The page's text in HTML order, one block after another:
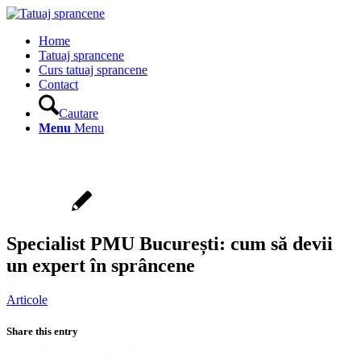
Home
Tatuaj sprancene
Curs tatuaj sprancene
Contact
Cautare
Menu Menu
Specialist PMU București: cum să devii
un expert în sprâncene
Articole
Share this entry